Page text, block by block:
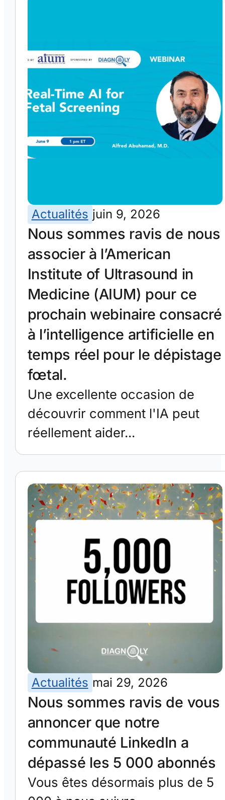
Actualités juin 9, 2026
Nous sommes ravis de nous
associer à l’American
Institute of Ultrasound in
Medicine (AIUM) pour ce
prochain webinaire consacré
à l’intelligence artificielle en
temps réel pour le dépistage
fœtal.
Une excellente occasion de
découvrir comment l'IA peut
réellement aider...
Actualités mai 29, 2026
Nous sommes ravis de vous
annoncer que notre
communauté LinkedIn a
dépassé les 5 000 abonnés
Vous êtes désormais plus de 5